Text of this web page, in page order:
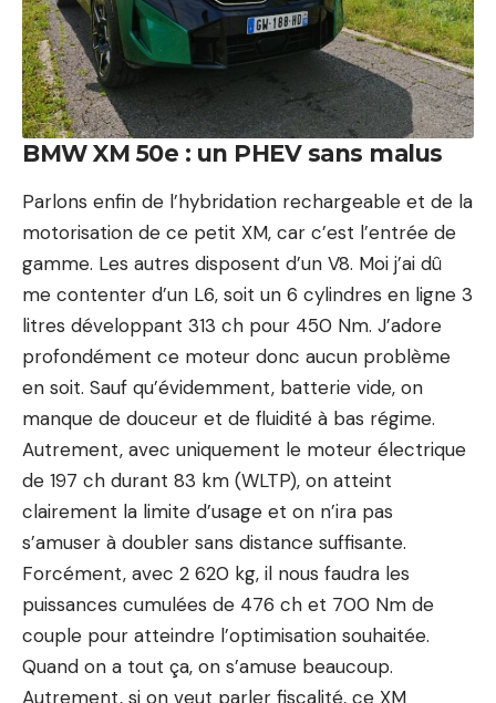
BMW XM 50e : un PHEV sans malus
Parlons enfin de l’hybridation rechargeable et de la
motorisation de ce petit XM, car c’est l’entrée de
gamme. Les autres disposent d’un V8. Moi j’ai dû
me contenter d’un L6, soit un 6 cylindres en ligne 3
litres développant 313 ch pour 450 Nm. J’adore
profondément ce moteur donc aucun problème
en soit. Sauf qu’évidemment, batterie vide, on
manque de douceur et de fluidité à bas régime.
Autrement, avec uniquement le moteur électrique
de 197 ch durant 83 km (WLTP), on atteint
clairement la limite d’usage et on n’ira pas
s’amuser à doubler sans distance suffisante.
Forcément, avec 2 620 kg, il nous faudra les
puissances cumulées de 476 ch et 700 Nm de
couple pour atteindre l’optimisation souhaitée.
Quand on a tout ça, on s’amuse beaucoup.
Autrement, si on veut parler fiscalité, ce XM